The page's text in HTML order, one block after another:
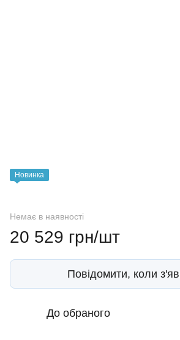
Новинка
Немає в наявності
20 529 грн/шт
Повідомити, коли
До обраного